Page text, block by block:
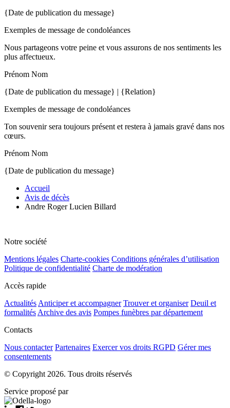
{Date de publication du message}
Exemples de message de condoléances
Nous partageons votre peine et vous assurons de nos sentiments les
plus affectueux.
Prénom Nom
{Date de publication du message} | {Relation}
Exemples de message de condoléances
Ton souvenir sera toujours présent et restera à jamais gravé dans nos
cœurs.
Prénom Nom
{Date de publication du message}
Accueil
Avis de décès
Andre Roger Lucien Billard
Notre société
Mentions légales Charte-cookies Conditions générales d’utilisation
Politique de confidentialité Charte de modération
Accès rapide
Actualités Anticiper et accompagner Trouver et organiser Deuil et
formalités Archive des avis Pompes funèbres par département
Contacts
Nous contacter Partenaires Exercer vos droits RGPD Gérer mes
consentements
© Copyright 2026. Tous droits réservés
Service proposé par